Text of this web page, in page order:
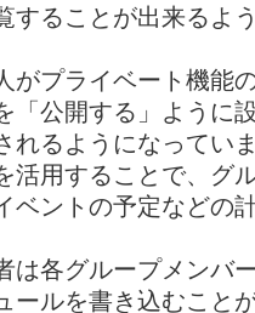
することが出来るよ
プライベート機能
「公開する」ように
れるようになってい
用することで、グ
ベントの予定などの
各グループメンバ
ールを書き込むこと